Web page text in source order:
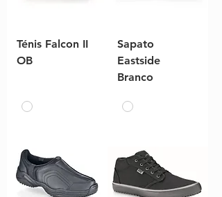
Ténis Falcon II
OB
Sapato
Eastside
Branco